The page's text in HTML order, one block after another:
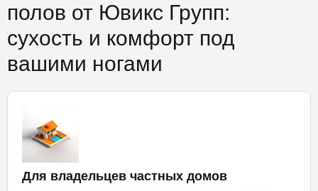
полов от Ювикс Групп:
сухость и комфорт под
вашими ногами
Для владельцев частных домов